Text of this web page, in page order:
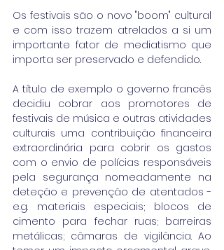
Os festivais são o novo "boom" cultural
e com isso trazem atrelados a si um
importante fator de mediatismo que
importa ser preservado e defendido.
A título de exemplo o governo francês
decidiu cobrar aos promotores de
festivais de música e outras atividades
culturais uma contribuição financeira
extraordinária para cobrir os gastos
com o envio de polícias responsáveis
pela segurança nomeadamente na
deteção e prevenção de atentados -
e.g. materiais especiais; blocos de
cimento para fechar ruas; barreiras
metálicas; câmaras de vigilância. Ao